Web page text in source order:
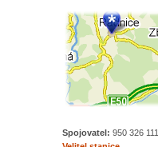
Spojovatel: 950 326 111